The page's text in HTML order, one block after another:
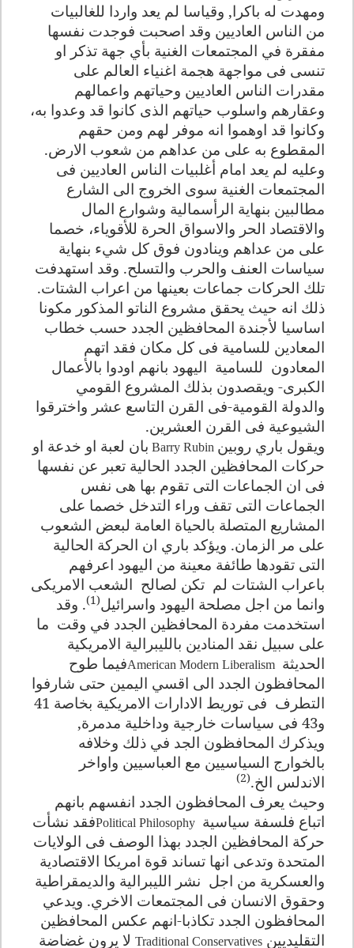
ومهدت له باكرا, وقياسا لم يعد واردا للغالبيات
من الناس العاديين وقد اصحبت فوجدت نفسها
مفقرة في المجتمعات الغنية بأي جهة تذكر او
تنسى فى مواجهة هجمة اغنياء العالم على
مقدرات الناس العاديين وحياتهم واعمالهم
وعقارهم واسلوب حياتهم الذى كانوا قد وعدوا به،
وكانوا قد اوهموا انه موفر لهم ومن حقهم
المقطوع به على من عداهم من شعوب الارض.
وعليه لم يعد امام أغلبيات الناس العاديين فى
المجتمعات الغنية سوى الخروج الى الشارع
مطالبين بنهاية الرأسمالية وشوارع المال
والاقتصاد الحر والاسواق الحرة للأقوياء، خصما
على من عداهم وينادون فوق كل شيء بنهاية
سياسات العنف والحرب والتسلح. وقد استهدفت
تلك الحركات جماعات بعينها من اعراب الشتات.
ذلك انه حيث يحقق مشروع الناتو المذكور مكونا
اساسيا لأجندة المحافظين الجدد حسب خطاب
المعادين للسامية فى كل مكان فقد اتهم
المعادون للسامية اليهود بانهم اودوا بالأعمال
الكبرى- ويقصدون بذلك المشروع القومي
والدولة القومية-فى القرن التاسع عشر واخترقوا
الشيوعية فى القرن العشرين.
ويقول باري روبين Barry Rubin بان لعبة او خدعة او
حركات المحافظين الجدد الحالية تعبر عن نفسها
فى ان الجماعات التى تقوم بها هى نفس
الجماعات التى تقف وراء التدخل خصما على
المشاريع المتصلة بالحياة العامة لبعض الشعوب
على مر الزمان. ويؤكد باري ان الحركة الحالية
التى تقودها طائفة معينة من اليهود اعرفهم
باعراب الشتات لم تكن لصالح الشعب الامريكى
وانما من اجل مصلحة اليهود واسرائيل(1)
. وقد
استخدمت مفردة المحافظين الجدد في وقت ما
على سبيل نقد المنادين بالليبرالية الامريكية
الحديثة American Modern Liberalismفيما طوح
المحافظون الجدد الى اقسي اليمين حتى شارفوا
التطرف
فى توريط الادارات الامريكية بخاصة 41
و43 فى سياسات خارجية وداخلية مدمرة,
ويذكرك المحافظون الجد في ذلك وخلافه
بالخوارج السياسيين مع العباسيين واواخر
الاندلس الخ.(2)
وحيث يعرف المحافظون الجدد انفسهم بانهم
اتباع فلسفة سياسية Political Philosophyفقد نشأت
حركة المحافظين الجدد بهذا الوصف فى الولايات
المتحدة وتدعى انها تساند قوة امريكا الاقتصادية
والعسكرية من اجل نشر الليبرالية والديمقراطية
وحقوق الانسان فى المجتمعات الاخري. ويدعي
المحافظون الجدد تكاذبا-انهم عكس المحافظين
التقليديين Traditional Conservatives لا يرون غضاضة